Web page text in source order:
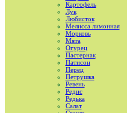
Картофель
Лук
Любисток
Мелисса лимонная
Морковь
Мята
Огурец
Пастернак
Патисон
Перец
Петрушка
Ревень
Редис
Редька
Салат